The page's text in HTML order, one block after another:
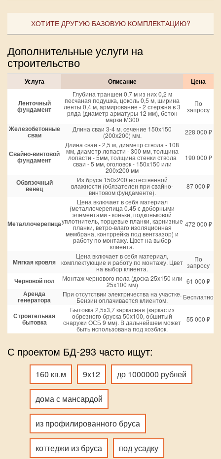
ХОТИТЕ ДРУГУЮ БАЗОВУЮ КОМПЛЕКТАЦИЮ?
Дополнительные услуги на
строительство
Услуга Описание Цена
Ленточный
фундамент
Глубина траншеи 0,7 м из них 0,2 м
песчаная подушка, цоколь 0,5 м, ширина
ленты 0,4 м, армирование - 2 стержня в 3
ряда (диаметр арматуры 12 мм), бетон
марки М300
По
запросу
Железобетонные
сваи
Длина сваи 3-4 м, сечение 150х150
(200х200) мм. 228 000 ₽
Свайно-винтовой
фундамент
Длина сваи - 2,5 м, диаметр ствола - 108
мм, диаметр лопасти - 300 мм, толщина
лопасти - 5мм, толщина стенки ствола
сваи - 5 мм, оголовок - 150х150 или
200х200 мм
190 000 ₽
Обвязочный
венец
Из бруса 150х200 естественной
влажности (обязателен при свайно-
винтовом фундаменте).
87 000 ₽
Металлочерепица
Цена включает в себя материал
(металлочерепица 0.45 с доборными
элементами - коньки, подконьковой
уплотнитель, торцевые планки, карнизные
планки, ветро-влаго изоляционная
мембрана, контррейка под вентзазор) и
работу по монтажу. Цвет на выбор
клиента.
472 000 ₽
Мягкая кровля
Цена включает в себя материал,
комплектующие и работу по монтажу. Цвет
на выбор клиента.
По
запросу
Черновой пол Монтаж чернового пола (доска 25х150 или
25х100 мм) 61 000 ₽
Аренда
генератора
При отсутствии электричества на участке.
Бензин оплачивается клиентом. Бесплатно
Строительная
бытовка
Бытовка 2,5х3,7 каркасная (каркас из
обрезного бруска 50х100, обшитый
снаружи ОСБ 9 мм). В дальнейшем может
быть использована под хозблок.
55 000 ₽
С проектом БД-293 часто ищут:
160 кв.м 9х12 до 1000000 рублей
дома с мансардой
из профилированного бруса
коттеджи из бруса под усадку